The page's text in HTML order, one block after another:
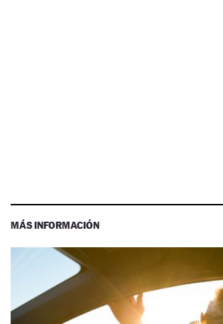
MÁS INFORMACIÓN